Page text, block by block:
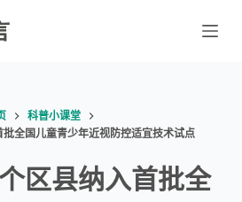
科普小课堂
全国儿童青少年近视防控适宜技术试点
区县纳入首批全